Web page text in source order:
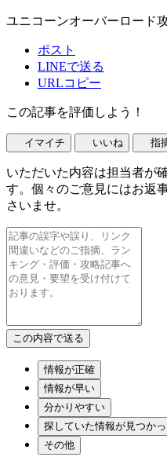
ユニコーンオーバーロード
ポスト
LINEで送る
URLコピー
この記事を評価しよう！
イマイチ いいね 指
いただいた内容は担当者が
す。個々のご意見にはお返
さいませ。
情報が正確
情報が早い
分かりやすい
探していた情報が見つか
その他